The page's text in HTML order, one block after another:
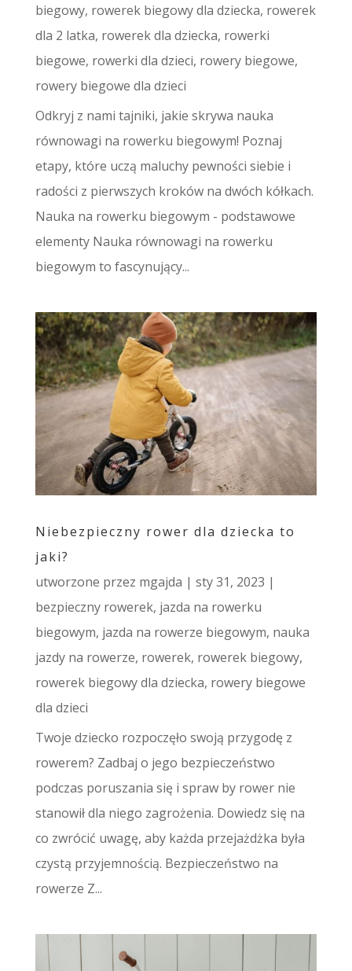
biegowy, rowerek biegowy dla dziecka, rowerek
dla 2 latka, rowerek dla dziecka, rowerki
biegowe, rowerki dla dzieci, rowery biegowe,
rowery biegowe dla dzieci
Odkryj z nami tajniki, jakie skrywa nauka
równowagi na rowerku biegowym! Poznaj
etapy, które uczą maluchy pewności siebie i
radości z pierwszych kroków na dwóch kółkach.
Nauka na rowerku biegowym - podstawowe
elementy Nauka równowagi na rowerku
biegowym to fascynujący...
Niebezpieczny rower dla dziecka to
jaki?
utworzone przez mgajda | sty 31, 2023 |
bezpieczny rowerek, jazda na rowerku
biegowym, jazda na rowerze biegowym, nauka
jazdy na rowerze, rowerek, rowerek biegowy,
rowerek biegowy dla dziecka, rowery biegowe
dla dzieci
Twoje dziecko rozpoczęło swoją przygodę z
rowerem? Zadbaj o jego bezpieczeństwo
podczas poruszania się i spraw by rower nie
stanowił dla niego zagrożenia. Dowiedz się na
co zwrócić uwagę, aby każda przejażdżka była
czystą przyjemnością. Bezpieczeństwo na
rowerze Z...